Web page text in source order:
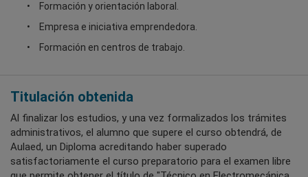
Formación y orientación laboral.
Empresa e iniciativa emprendedora.
Formación en centros de trabajo.
Titulación obtenida
Al finalizar los estudios, y una vez formalizados los trámites
administrativos, el alumno que supere el curso obtendrá, de
Aulaed, un Diploma acreditando haber superado
satisfactoriamente el curso preparatorio para el examen libre